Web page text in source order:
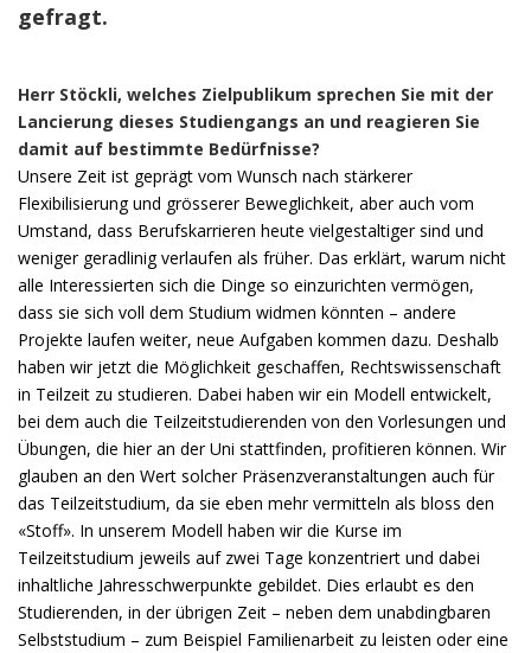
gefragt.
Herr Stöckli, welches Zielpublikum sprechen Sie mit der
Lancierung dieses Studiengangs an und reagieren Sie
damit auf bestimmte Bedürfnisse?
Unsere Zeit ist geprägt vom Wunsch nach stärkerer
Flexibilisierung und grösserer Beweglichkeit, aber auch vom
Umstand, dass Berufskarrieren heute vielgestaltiger sind und
weniger geradlinig verlaufen als früher. Das erklärt, warum nicht
alle Interessierten sich die Dinge so einzurichten vermögen,
dass sie sich voll dem Studium widmen könnten – andere
Projekte laufen weiter, neue Aufgaben kommen dazu. Deshalb
haben wir jetzt die Möglichkeit geschaffen, Rechtswissenschaft
in Teilzeit zu studieren. Dabei haben wir ein Modell entwickelt,
bei dem auch die Teilzeitstudierenden von den Vorlesungen und
Übungen, die hier an der Uni stattfinden, profitieren können. Wir
glauben an den Wert solcher Präsenzveranstaltungen auch für
das Teilzeitstudium, da sie eben mehr vermitteln als bloss den
«Stoff». In unserem Modell haben wir die Kurse im
Teilzeitstudium jeweils auf zwei Tage konzentriert und dabei
inhaltliche Jahresschwerpunkte gebildet. Dies erlaubt es den
Studierenden, in der übrigen Zeit – neben dem unabdingbaren
Selbststudium – zum Beispiel Familienarbeit zu leisten oder eine